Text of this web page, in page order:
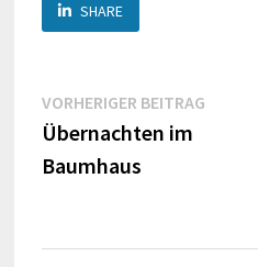
SHARE
VORHERIGER BEITRAG
Übernachten im
Baumhaus